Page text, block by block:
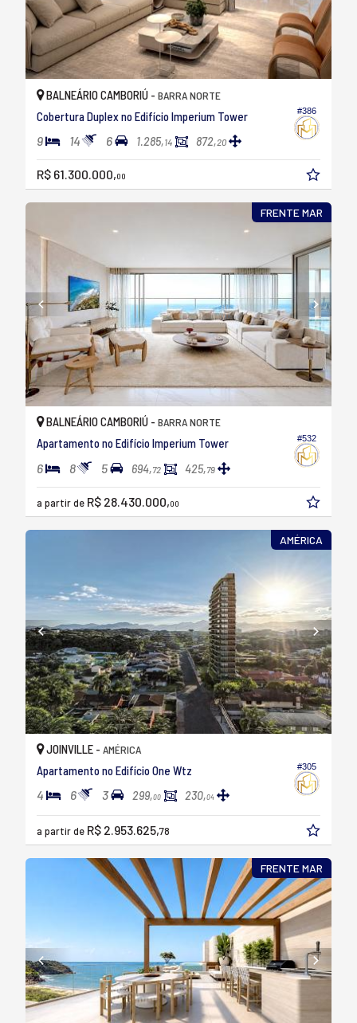
#386
BALNEÁRIO CAMBORIÚ - BARRA NORTE
Cobertura Duplex no Edifício Imperium Tower
9 14 6 1.285,14 872,20
R$ 61.300.000,00
FRENTE MAR
#532
BALNEÁRIO CAMBORIÚ - BARRA NORTE
Apartamento no Edifício Imperium Tower
6 8 5 694,72 425,79
a partir de R$ 28.430.000,00
AMÉRICA
#305
JOINVILLE - AMÉRICA
Apartamento no Edifício One Wtz
4 6 3 299,00 230,04
a partir de R$ 2.953.625,78
FRENTE MAR